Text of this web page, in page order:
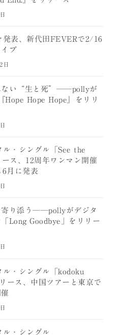
発表、新代田FEVERで2/16
ブ
日
ない“生と死”──pollyが
Hope Hope Hope』をリリ
・シングル「See the
ス、12周年ワンマン開催
月に発表
寄り添う──pollyがデジタ
Long Goodbye」をリリー
・シングル「kodoku
ース、中国ツアーと東京で
・シングル